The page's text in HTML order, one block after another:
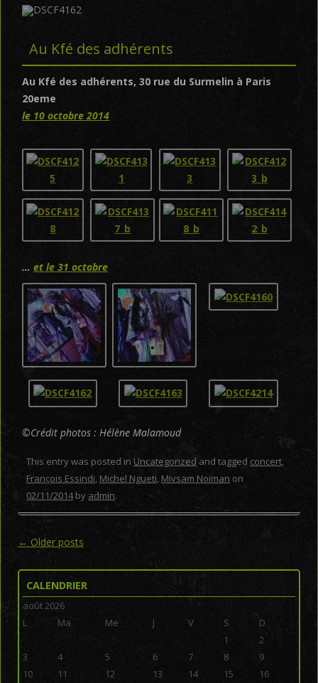
Au Kfé des adhérents
Au Kfé des adhérents, 30 rue du Surmelin à Paris
20eme
le 10 octobre 2014
… et le 31 octobre
©Crédit photos : Hélène Malamoud
This entry was posted in Uncategorized and tagged concert,
François Essindi, Michel Ngueti, Mivsam Noiman on
02/11/2014by admin.
Post navigation
←Older posts
CALENDRIER
août 2026
L
Ma Me J V S D
1
2
3
4 5 6 7 8
9
10
11 12 13 14 15
16